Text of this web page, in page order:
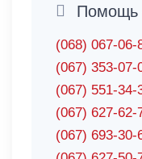
Помощь
(068) 067-06-
(067) 353-07-
(067) 551-34-
(067) 627-62-
(067) 693-30-